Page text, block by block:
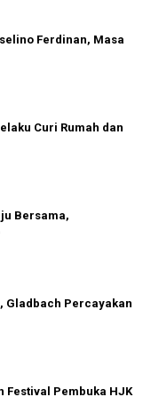
Ferdinan, Masa
Curi Rumah dan
Bersama,
Gladbach Percayakan
Festival Pembuka HJK